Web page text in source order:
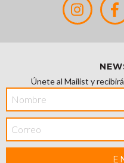
Únete al Mailist y